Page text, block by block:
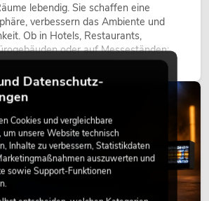
lebendig. Sie schaffen eine
verbessern das Ambiente und
Ob in Hotels, Restaurants,
oder auf Messeständen:
gehört heute längst zum
Datenschutz-
Cookies und vergleichbare
um unsere Website technisch
Inhalte zu verbessern, Statistikdaten
auszuwerten und
sowie Support-Funktionen